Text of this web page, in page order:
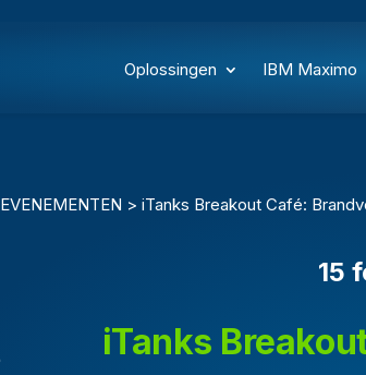
Oplossingen IBM Maximo
EVENEMENTEN > iTanks Breakout Café:
15
iTanks